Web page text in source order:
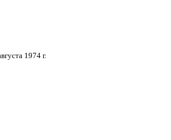
1974 г.